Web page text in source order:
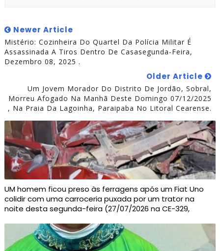
Newer Article
Mistério: Cozinheira Do Quartel Da Polícia Militar É
Assassinada A Tiros Dentro De Casasegunda-Feira,
Dezembro 08, 2025 .
Older Article
Um Jovem Morador Do Distrito De Jordão, Sobral,
Morreu Afogado Na Manhã Deste Domingo 07/12/2025
, Na Praia Da Lagoinha, Paraipaba No Litoral Cearense.
UM homem ficou preso às ferragens após um Fiat Uno
colidir com uma carroceria puxada por um trator na
noite desta segunda-feira (27/07/2026 na CE-329,